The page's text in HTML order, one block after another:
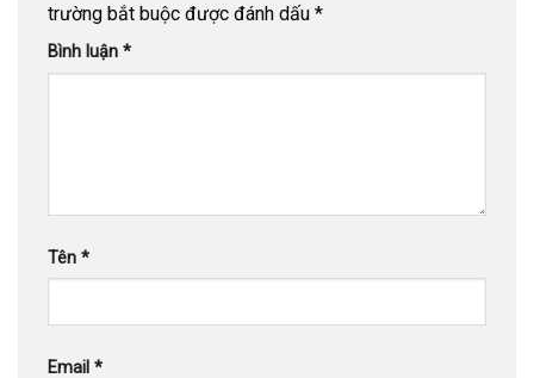
trường bắt buộc được đánh dấu *
Bình luận *
Tên *
Email *